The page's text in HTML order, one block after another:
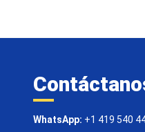
WhatsApp: +1 419 540